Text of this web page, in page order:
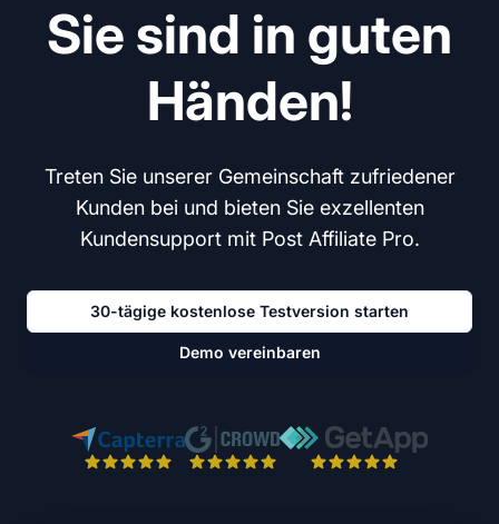
Sie sind in guten
Händen!
Treten Sie unserer Gemeinschaft zufriedener
Kunden bei und bieten Sie exzellenten
Kundensupport mit Post Affiliate Pro.
30-tägige kostenlose Testversion starten
Demo vereinbaren